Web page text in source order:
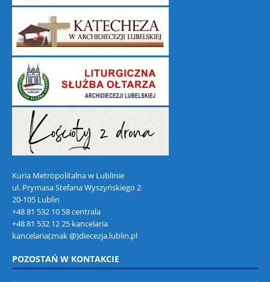
Kuria Metropolitalna w Lublinie
ul. Prymasa Stefana Wyszyńskiego 2
20-105 Lublin
+48 81 532 10 58 centrala
+48 81 532 12 25 kancelaria
kancelaria(znak @)diecezja.lublin.pl
POZOSTAŃ W KONTAKCIE